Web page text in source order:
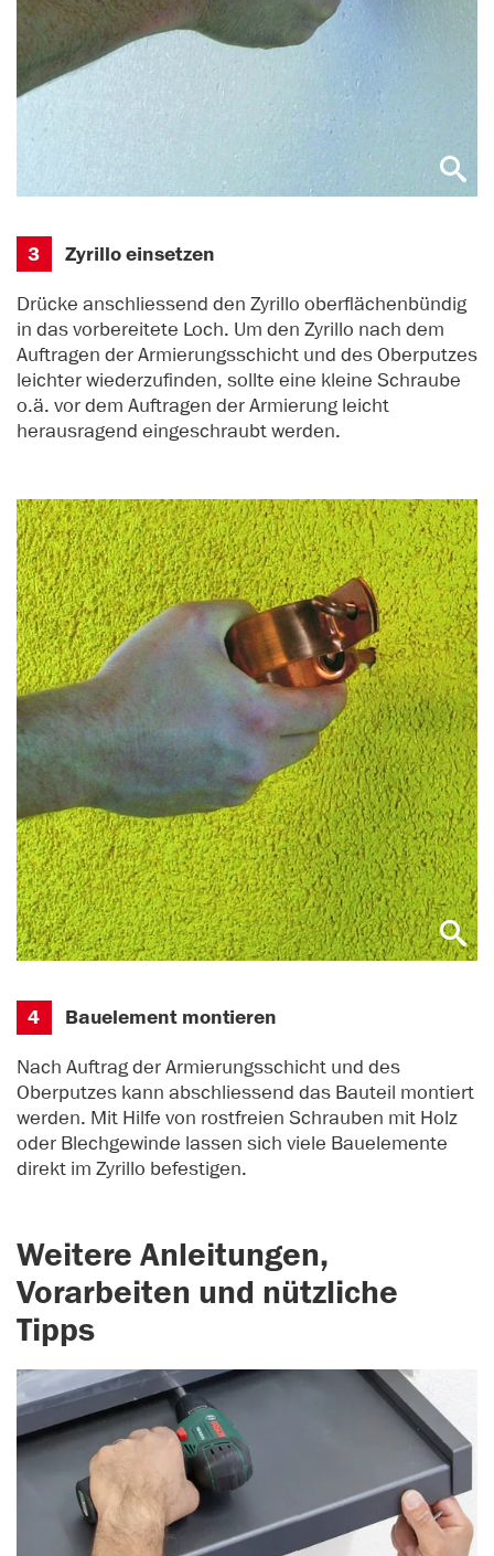
3 Zyrillo einsetzen
Drücke anschliessend den Zyrillo oberflächenbündig
in das vorbereitete Loch. Um den Zyrillo nach dem
Auftragen der Armierungsschicht und des Oberputzes
leichter wiederzufinden, sollte eine kleine Schraube
o.ä. vor dem Auftragen der Armierung leicht
herausragend eingeschraubt werden.
4 Bauelement montieren
Nach Auftrag der Armierungsschicht und des
Oberputzes kann abschliessend das Bauteil montiert
werden. Mit Hilfe von rostfreien Schrauben mit Holz
oder Blechgewinde lassen sich viele Bauelemente
direkt im Zyrillo befestigen.
Weitere Anleitungen,
Vorarbeiten und nützliche
Tipps